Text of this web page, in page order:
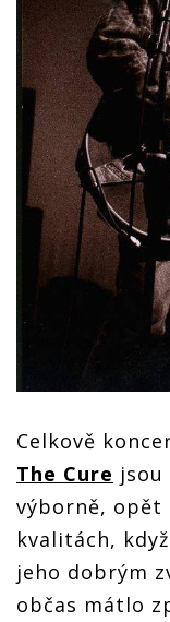
Celkově
The Cure
výborně, opět
kvalitách,
jeho dobrým
občas mátlo